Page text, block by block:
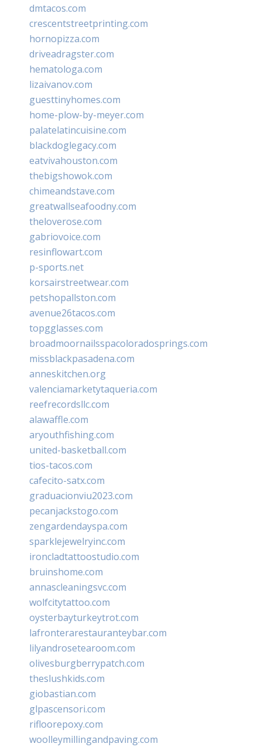
dmtacos.com
crescentstreetprinting.com
hornopizza.com
driveadragster.com
hematologa.com
lizaivanov.com
guesttinyhomes.com
home-plow-by-meyer.com
palatelatincuisine.com
blackdoglegacy.com
eatvivahouston.com
thebigshowok.com
chimeandstave.com
greatwallseafoodny.com
theloverose.com
gabriovoice.com
resinflowart.com
p-sports.net
korsairstreetwear.com
petshopallston.com
avenue26tacos.com
topgglasses.com
broadmoornailsspacoloradosprings.com
missblackpasadena.com
anneskitchen.org
valenciamarketytaqueria.com
reefrecordsllc.com
alawaffle.com
aryouthfishing.com
united-basketball.com
tios-tacos.com
cafecito-satx.com
graduacionviu2023.com
pecanjackstogo.com
zengardendayspa.com
sparklejewelryinc.com
ironcladtattoostudio.com
bruinshome.com
annascleaningsvc.com
wolfcitytattoo.com
oysterbayturkeytrot.com
lafronterarestauranteybar.com
lilyandrosetearoom.com
olivesburgberrypatch.com
theslushkids.com
giobastian.com
glpascensori.com
rifloorepoxy.com
woolleymillingandpaving.com